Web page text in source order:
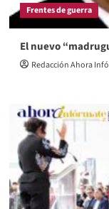
Frentes de guerra
El nuevo
Redacción Ahora